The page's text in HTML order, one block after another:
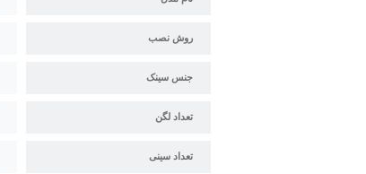
روش نصب
جنس سینک
تعداد لگن
تعداد سینی